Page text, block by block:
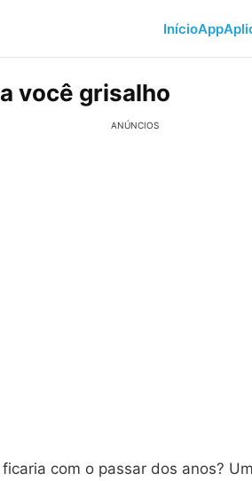
InícioApp
você grisalho
ANÚNCIOS
com o passar dos anos?